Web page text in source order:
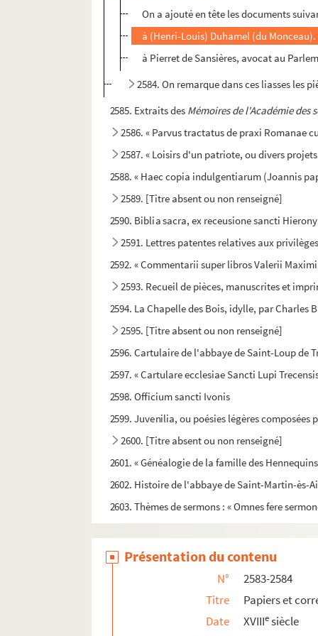
On a ajouté en tête les documents
à (Henri-Louis) Duhamel (du
à Pierret de Sansières, avocat au
2584. On remarque dans ces liasses les
2585. Extraits des Mémoires de l'Académie des
2586. « Parvus tractatus de praxi Romanae
2587. « Loisirs d'un patriote, ou divers
2588. « Haec copia indulgentiarum (Joannis
2589. [Titre absent ou non renseigné]
2590. Biblia sacra, ex receusione sancti
2591. Lettres patentes relatives aux
2592. « Commentarii super libros Valerii
2593. Recueil de pièces, manuscrites et
2594. La Chapelle des Bois, idylle, par Charles
2595. [Titre absent ou non renseigné]
2596. Cartulaire de l'abbaye de Saint-Loup de
2597. « Cartulare ecclesiae Sancti Lupi
2598. Officium sancti Ivonis
2599. Juvenilia, ou poésies légères
2600. [Titre absent ou non renseigné]
2601. « Généalogie de la famille des
2602. Histoire de l'abbaye de Saint-Martin-ès-
2603. Thèmes de sermons : « Omnes fere
2605. « Les obits des abbesses, religieuses,
2606. Summa confessorum, auctore fratre
2607. [Titre absent ou non renseigné]
2608. Dictionnaire de l'histoire du Bas-
Présentation du contenu
N°
2583-2584
Titre
Papiers et
Date
XVIIIesiècle